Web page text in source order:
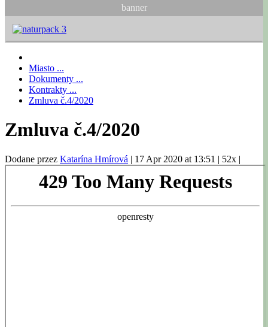
banner
Miasto ...
Dokumenty ...
Kontrakty ...
Zmluva č.4/2020
Zmluva č.4/2020
Dodane przez Katarína Hmírová | 17 Apr 2020 at 13:51 | 52x |